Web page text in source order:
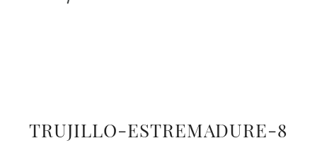
TRUJILLO-ESTREMADURE-8